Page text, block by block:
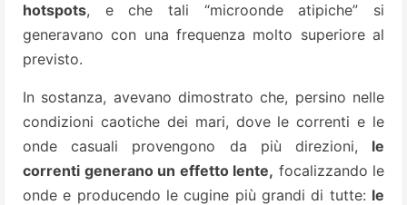
hotspots, e che tali “microonde atipiche” si
generavano con una frequenza molto superiore al
previsto.
In sostanza, avevano dimostrato che, persino nelle
condizioni caotiche dei mari, dove le correnti e le
onde casuali provengono da più direzioni, le
correnti generano un effetto lente, focalizzando le
onde e producendo le cugine più grandi di tutte: le